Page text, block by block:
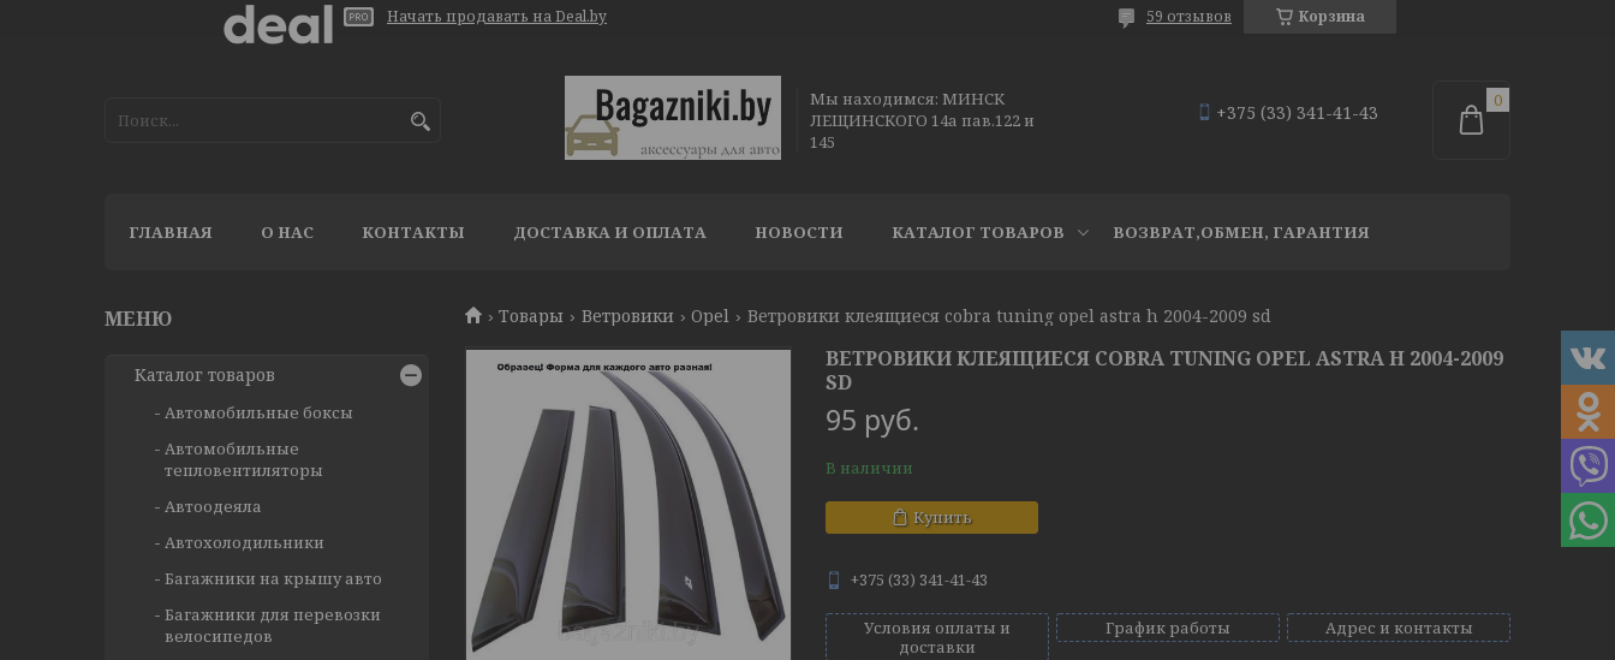
Начать продавать на Deal.by Корзина
59 отзывов
Мы находимся: МИНСК
ЛЕЩИНСКОГО 14а пав.122 и
145
+375 (33) 341-41-43
ГЛАВНАЯ О НАС КОНТАКТЫ ДОСТАВКА И ОПЛАТА НОВОСТИ КАТАЛОГ ТОВАРОВ ВОЗВРАТ,ОБМЕН, ГАРАНТИЯ
Товары Ветровики Opel Ветровики клеящиеся cobra tuning opel astra h 2004-2009 sd
ВЕТРОВИКИ КЛЕЯЩИЕСЯ COBRA TUNING OPEL ASTRA H 2004-2009
SD
95 руб.
В наличии
Купить
+375 (33) 341-41-43
Условия оплаты и
доставки
График работы Адрес и контакты
Каталог товаров
Автомобильные боксы
Автомобильные
тепловентиляторы
Автоодеяла
Автохолодильники
Багажники на крышу авто
Багажники для перевозки
велосипедов